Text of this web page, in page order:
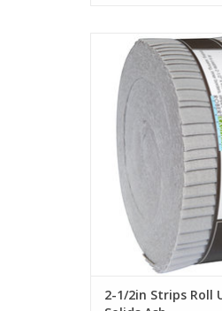
jellyroll met 40
TOEVOEGEN AAN
2-1/2in Strips Roll